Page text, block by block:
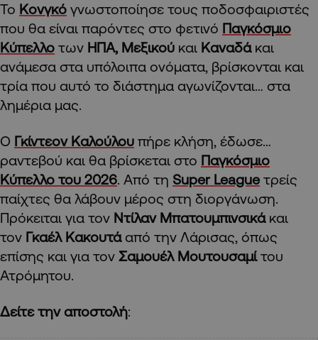
Το Κονγκό γνωστοποίησε τους ποδοσφαιριστές
που θα είναι παρόντες στο φετινό Παγκόσμιο
Κύπελλο των ΗΠΑ, Μεξικού και Καναδάκαι
ανάμεσα στα υπόλοιπα ονόματα, βρίσκονται και
τρία που αυτό το διάστημα αγωνίζονται… στα
λημέρια μας.
Ο Γκίντεον Καλούλου πήρε κλήση, έδωσε…
ραντεβού και θα βρίσκεται στο Παγκόσμιο
Κύπελλο του 2026. Από τη Super Leagueτρείς
παίχτες θα λάβουν μέρος στη διοργάνωση.
Πρόκειται για τον Ντίλαν Μπατουμπινσικάκαι
τον Γκαέλ Κακουτάαπό την Λάρισας, όπως
επίσης και για τον Σαμουέλ Μουτουσαμίτου
Ατρόμητου.
Δείτε την αποστολή: